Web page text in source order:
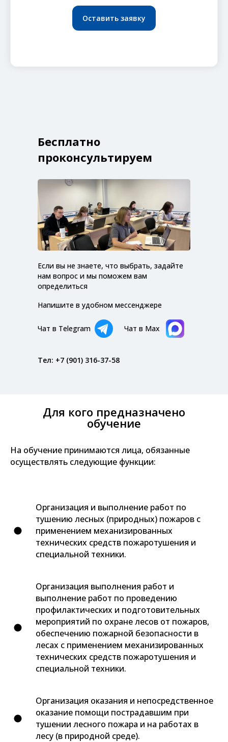
Оставить заявку
Бесплатно
проконсультируем
Тел: +7 (901) 316-37-58
Если вы не знаете, что выбрать, задайте
нам вопрос и мы поможем вам
определиться
Напишите в удобном мессенджере
Чат в Telegram Чат в Max
Для кого предназначено
обучение
На обучение принимаются лица, обязанные
осуществлять следующие функции:
Организация и выполнение работ по
тушению лесных (природных) пожаров с
применением механизированных
технических средств пожаротушения и
специальной техники.
Организация выполнения работ и
выполнение работ по проведению
профилактических и подготовительных
мероприятий по охране лесов от пожаров,
обеспечению пожарной безопасности в
лесах с применением механизированных
технических средств пожаротушения и
специальной техники.
Организация оказания и непосредственное
оказание помощи пострадавшим при
тушении лесного пожара и на работах в
лесу (в природной среде).